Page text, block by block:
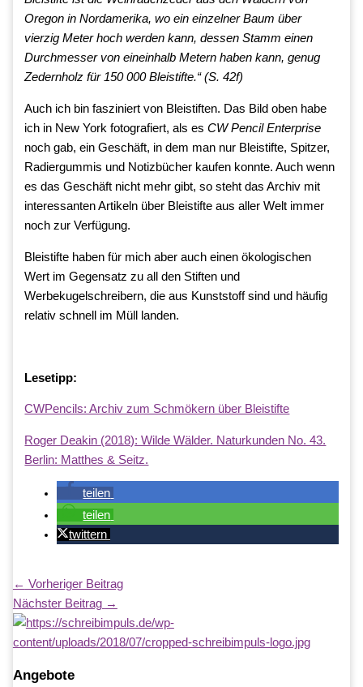
Oregon in Nordamerika, wo ein einzelner Baum über
vierzig Meter hoch werden kann, dessen Stamm einen
Durchmesser von eineinhalb Metern haben kann, genug
Zedernholz für 150 000 Bleistifte.“ (S. 42f)
Auch ich bin fasziniert von Bleistiften. Das Bild oben habe
ich in New York fotografiert, als esCW Pencil Enterprise
noch gab, ein Geschäft, in dem man nur Bleistifte, Spitzer,
Radiergummis und Notizbücher kaufen konnte. Auch wenn
es das Geschäft nicht mehr gibt, so steht das Archiv mit
interessanten Artikeln über Bleistifte aus aller Welt immer
noch zur Verfügung.
Bleistifte haben für mich aber auch einen ökologischen
Wert im Gegensatz zu all den Stiften und
Werbekugelschreibern, die aus Kunststoff sind und häufig
relativ schnell im Müll landen.
Lesetipp:
CWPencils: Archiv zum Schmökern über Bleistifte
Roger Deakin (2018): Wilde Wälder. Naturkunden No. 43.
Berlin: Matthes & Seitz.
teilen
teilen
twittern
← Vorheriger Beitrag
Nächster Beitrag →
Angebote